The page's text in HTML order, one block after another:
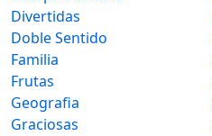
Divertidas
Doble Sentido
Familia
Frutas
Geografia
Graciosas